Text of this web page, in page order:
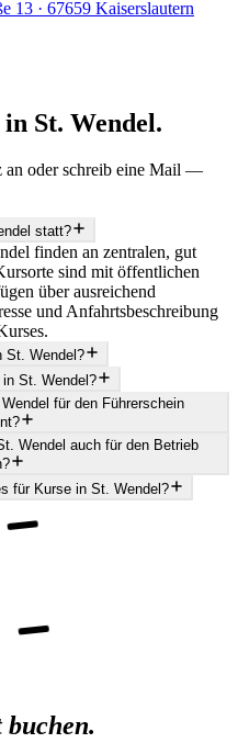
13 · 67659 Kaiserslautern
in St. Wendel .
an oder schreib eine Mail —
statt?
finden an zentralen, gut
sind mit öffentlichen
über ausreichend
und Anfahrtsbeschreibung
St. Wendel?
St. Wendel?
für den Führerschein
Wendel auch für den Betrieb
für Kurse in St. Wendel?